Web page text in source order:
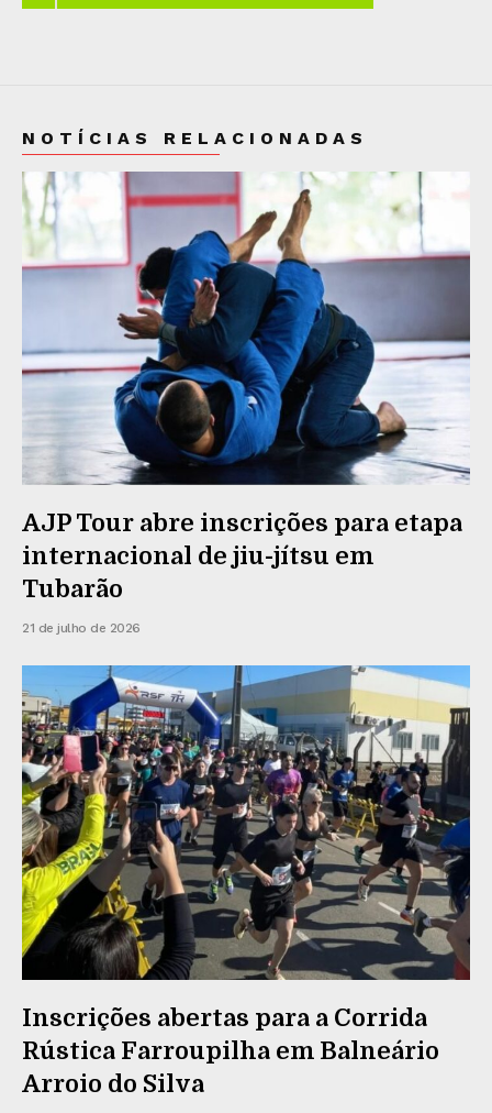
NOTÍCIAS RELACIONADAS
AJP Tour abre inscrições para etapa
internacional de jiu-jítsu em
Tubarão
21 de julho de 2026
Inscrições abertas para a Corrida
Rústica Farroupilha em Balneário
Arroio do Silva